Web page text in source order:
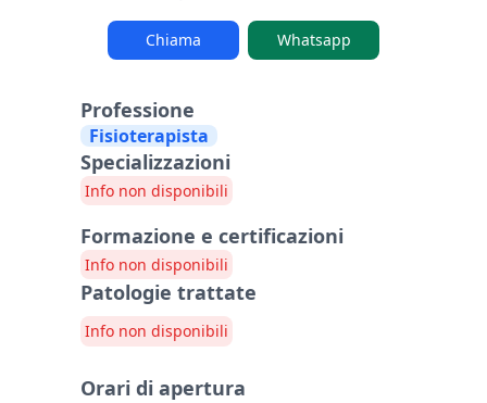
Chiama Whatsapp
Professione
Fisioterapista
Specializzazioni
Info non disponibili
Formazione e certificazioni
Info non disponibili
Patologie trattate
Info non disponibili
Orari di apertura